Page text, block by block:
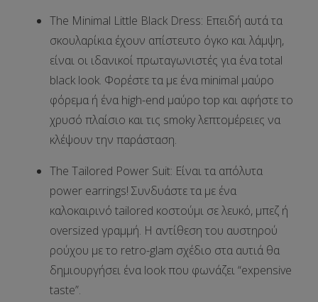
The Minimal Little Black Dress: Επειδή αυτά τα
σκουλαρίκια έχουν απίστευτο όγκο και λάμψη,
είναι οι ιδανικοί πρωταγωνιστές για ένα total
black look. Φορέστε τα με ένα minimal μαύρο
φόρεμα ή ένα high-end μαύρο top και αφήστε το
χρυσό πλαίσιο και τις smoky λεπτομέρειες να
κλέψουν την παράσταση.
The Tailored Power Suit: Είναι τα απόλυτα
power earrings! Συνδυάστε τα με ένα
καλοκαιρινό tailored κοστούμι σε λευκό, μπεζ ή
oversized γραμμή. Η αντίθεση του αυστηρού
ρούχου με το retro-glam σχέδιο στα αυτιά θα
δημιουργήσει ένα look που φωνάζει “expensive
taste”.